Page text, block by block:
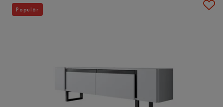
Populär